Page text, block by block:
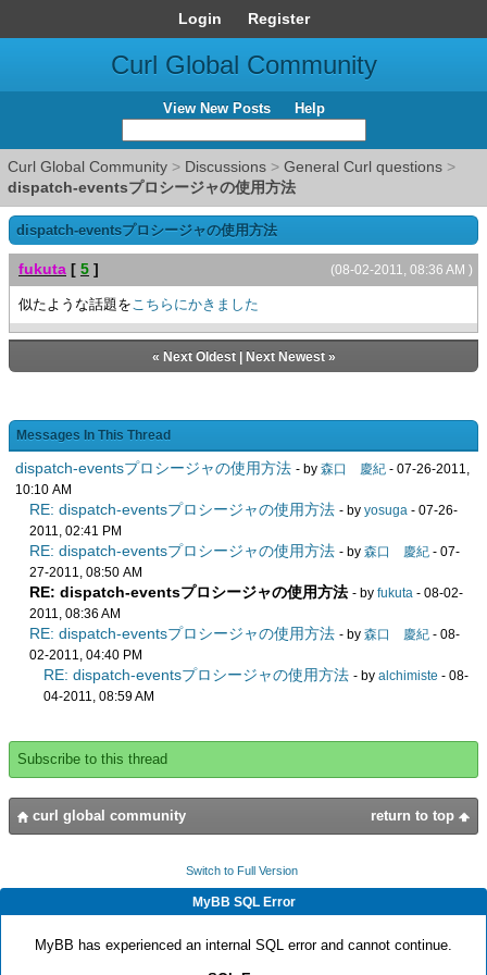
Login Register
Curl Global Community
View New Posts Help
Curl Global Community > Discussions > General Curl questions >
dispatch-eventsプロシージャの使用方法
dispatch-eventsプロシージャの使用方法
(08-02-2011, 08:36 AM )
fukuta [ 5 ]
似たような話題をこちらにかきました
« Next Oldest| Next Newest»
Messages In This Thread
dispatch-eventsプロシージャの使用方法 - by 森口 慶紀 - 07-26-2011,
10:10 AM
RE: dispatch-eventsプロシージャの使用方法 - by yosuga - 07-26-
2011, 02:41 PM
RE: dispatch-eventsプロシージャの使用方法 - by 森口 慶紀 - 07-
27-2011, 08:50 AM
RE: dispatch-eventsプロシージャの使用方法 - by fukuta - 08-02-
2011, 08:36 AM
RE: dispatch-eventsプロシージャの使用方法 - by 森口 慶紀 - 08-
02-2011, 04:40 PM
RE: dispatch-eventsプロシージャの使用方法 - by alchimiste - 08-
04-2011, 08:59 AM
Subscribe to this thread
return to top
curl global community
Switch to Full Version
MyBB SQL Error
MyBB has experienced an internal SQL error and cannot continue.